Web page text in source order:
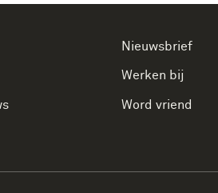
Nieuwsbrief
Werken bij
Word vriend